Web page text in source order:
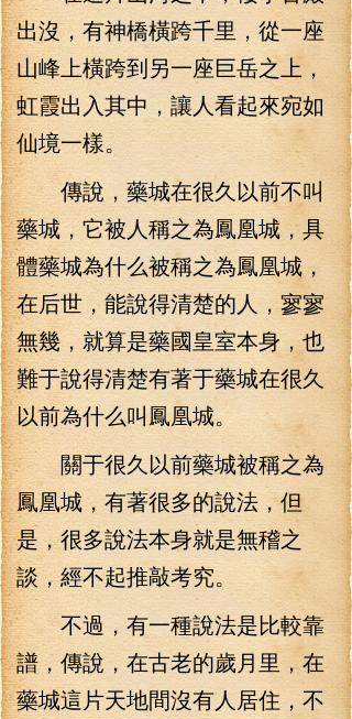
出沒，有神橋橫跨千里，從一座
山峰上橫跨到另一座巨岳之上，
虹霞出入其中，讓人看起來宛如
仙境一樣。
傳說，藥城在很久以前不叫
藥城，它被人稱之為鳳凰城，具
體藥城為什么被稱之為鳳凰城，
在后世，能說得清楚的人，寥寥
無幾，就算是藥國皇室本身，也
難于說得清楚有著于藥城在很久
以前為什么叫鳳凰城。
關于很久以前藥城被稱之為
鳳凰城，有著很多的說法，但
是，很多說法本身就是無稽之
談，經不起推敲考究。
不過，有一種說法是比較靠
譜，傳說，在古老的歲月里，在
藥城這片天地間沒有人居住，不